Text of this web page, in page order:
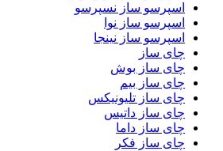
اسپرسو ساز نسپرسو
اسپرسو ساز نوا
اسپرسو ساز نینجا
چای ساز
چای ساز بوش
چای ساز بیم
چای ساز تلیونیکس
چای ساز داتیس
چای ساز داما
چای ساز فکر